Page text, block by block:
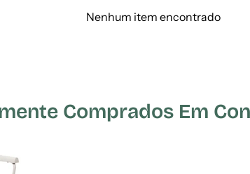
Nenhum item encontrado
Comprados Em